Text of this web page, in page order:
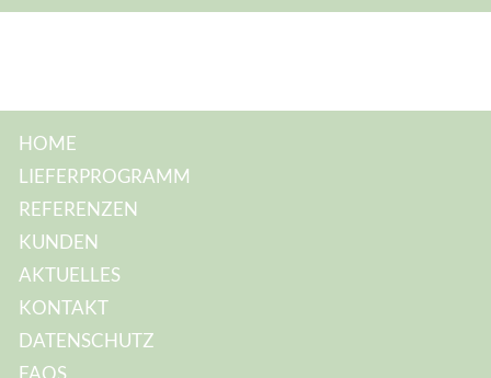
HOME
LIEFERPROGRAMM
REFERENZEN
KUNDEN
AKTUELLES
KONTAKT
DATENSCHUTZ